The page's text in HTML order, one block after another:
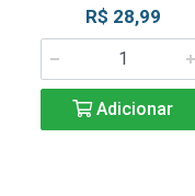
R$ 28,99
Adicionar